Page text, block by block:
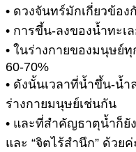
• ดวงจันทร์มักเกี่ยวข้อง
• การขึ้น-ลงของน้ำทะเ
• ในร่างกายของมนุษย์
60-70%
• ดังนั้นเวลาที่น้ำขึ้น-น้ำ
ร่างกายมนุษย์เช่นกัน
• และที่สำคัญธาตุน้ำก็ยั
และ “จิตไร้สำนึก” ด้วยค่